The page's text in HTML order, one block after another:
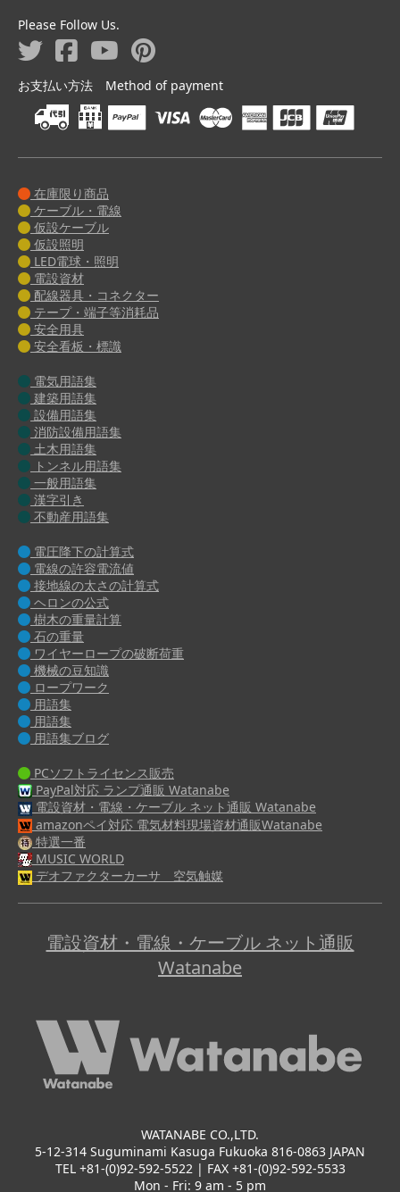
Please Follow Us.
お支払い方法 Method of payment
在庫限り商品
ケーブル・電線
仮設ケーブル
仮設照明
LED電球・照明
電設資材
配線器具・コネクター
テープ・端子等消耗品
安全用具
安全看板・標識
電気用語集
建築用語集
設備用語集
消防設備用語集
土木用語集
トンネル用語集
一般用語集
漢字引き
不動産用語集
電圧降下の計算式
電線の許容電流値
接地線の太さの計算式
ヘロンの公式
樹木の重量計算
石の重量
ワイヤーロープの破断荷重
機械の豆知識
ロープワーク
用語集
用語集
用語集ブログ
PCソフトライセンス販売
PayPal対応 ランプ通販 Watanabe
電設資材・電線・ケーブル ネット通販 Watanabe
amazonペイ対応 電気材料現場資材通販Watanabe
特選一番
MUSIC WORLD
デオファクターカーサ 空気触媒
電設資材・電線・ケーブル ネット通販
Watanabe
WATANABE CO.,LTD.
5-12-314 Suguminami Kasuga Fukuoka 816-0863 JAPAN
TEL +81-(0)92-592-5522 | FAX +81-(0)92-592-5533
Mon - Fri: 9 am - 5 pm